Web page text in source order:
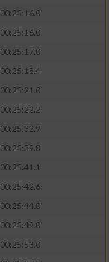
00:25:16.0
00:25:16.0
00:25:17.0
00:25:18.4
00:25:21.0
00:25:22.2
00:25:32.9
00:25:39.8
00:25:41.1
00:25:42.6
00:25:44.0
00:25:48.0
00:25:53.0